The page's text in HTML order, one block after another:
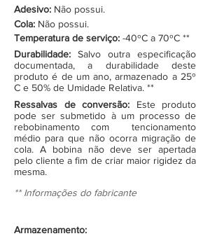
Adesivo: Não possui.
Cola: Não possui.
Temperatura de serviço: -40ºC a 70ºC **
Durabilidade: Salvo outra especificação
documentada, a durabilidade deste
produto é de um ano, armazenado a 25º
C e 50% de Umidade Relativa. **
Ressalvas de conversão: Este produto
pode ser submetido à um processo de
rebobinamento com tencionamento
médio para que não ocorra migração de
cola. A bobina não deve ser apertada
pelo cliente a fim de criar maior rigidez da
mesma.
** Informações do fabricante
Armazenamento: